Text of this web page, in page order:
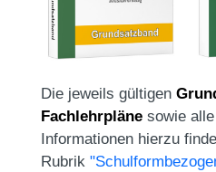
Die jeweils gültigen
Fachlehrpläne sowie
Informationen hierzu
Rubrik